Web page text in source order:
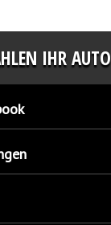
IHR AUTO